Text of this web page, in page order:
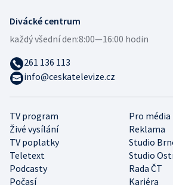
TV program
Pro média
Živé vysílání
Reklama
TV poplatky
Studio
Teletext
Studio
Podcasty
Rada ČT
Počasí
Kariéra
Divácké centrum
každý všední den:8:00—16:00 hodin
261 136 113
info@ceskatelevize.cz